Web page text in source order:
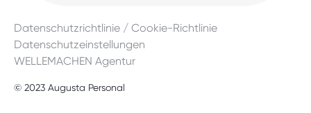
Datenschutzrichtlinie / Cookie-Richtlinie
Datenschutzeinstellungen
WELLEMACHEN Agentur
© 2023 Augusta Personal